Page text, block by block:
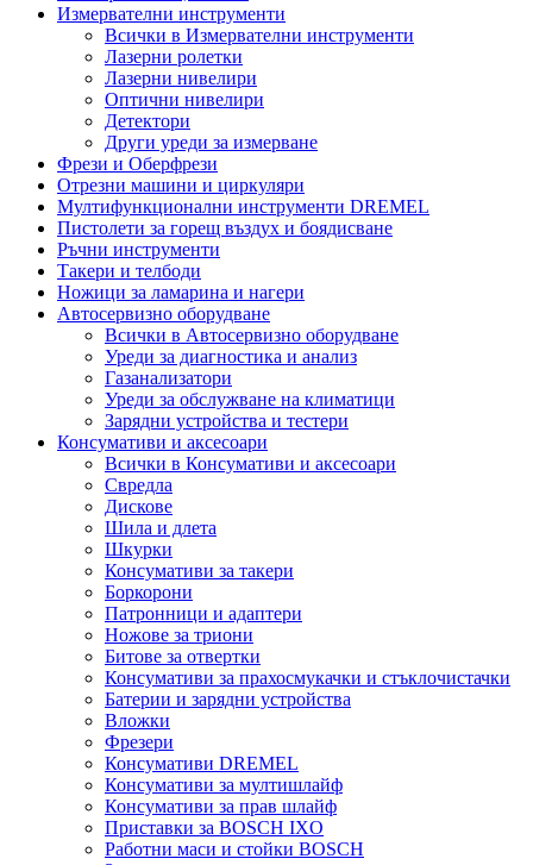
Измервателни инструменти
Всички в Измервателни инструменти
Лазерни ролетки
Лазерни нивелири
Оптични нивелири
Детектори
Други уреди за измерване
Фрези и Оберфрези
Отрезни машини и циркуляри
Мултифункционални инструменти DREMEL
Пистолети за горещ въздух и боядисване
Ръчни инструменти
Такери и телбоди
Ножици за ламарина и нагери
Автосервизно оборудване
Всички в Автосервизно оборудване
Уреди за диагностика и анализ
Газанализатори
Уреди за обслужване на климатици
Зарядни устройства и тестери
Консумативи и аксесоари
Всички в Консумативи и аксесоари
Свредла
Дискове
Шила и длета
Шкурки
Консумативи за такери
Боркорони
Патронници и адаптери
Ножове за триони
Битове за отвертки
Консумативи за прахосмукачки и стъклочистачки
Батерии и зарядни устройства
Вложки
Фрезери
Консумативи DREMEL
Консумативи за мултишлайф
Консумативи за прав шлайф
Приставки за BOSCH IXO
Работни маси и стойки BOSCH